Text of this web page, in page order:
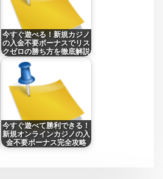
今すぐ遊べる！新規カジノ
の入金不要ボーナスでリス
クゼロの勝ち方を徹底解説
今すぐ遊べて勝利できる！
新規オンラインカジノの入
金不要ボーナス完全攻略